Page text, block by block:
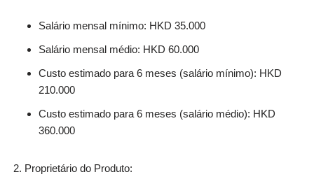
Salário mensal mínimo: HKD 35.000
Salário mensal médio: HKD 60.000
Custo estimado para 6 meses (salário mínimo): HKD
210.000
Custo estimado para 6 meses (salário médio): HKD
360.000
Proprietário do Produto: